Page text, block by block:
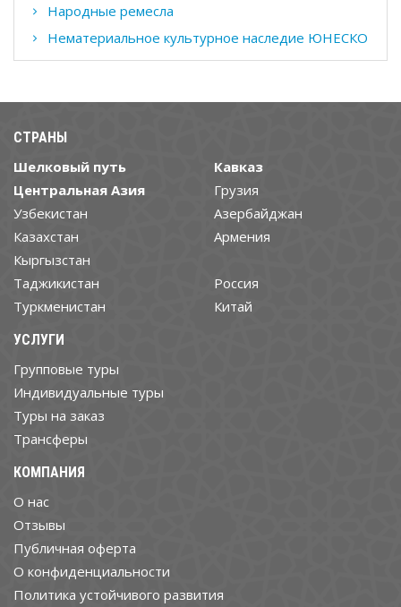
Народные ремесла
Нематериальное культурное наследие ЮНЕСКО
СТРАНЫ
Шелковый путь
Центральная Азия
Узбекистан
Казахстан
Кыргызстан
Таджикистан
Туркменистан
Кавказ
Грузия
Азербайджан
Армения
Россия
Китай
УСЛУГИ
Групповые туры
Индивидуальные туры
Туры на заказ
Трансферы
КОМПАНИЯ
О нас
Отзывы
Публичная оферта
О конфиденциальности
Политика устойчивого развития